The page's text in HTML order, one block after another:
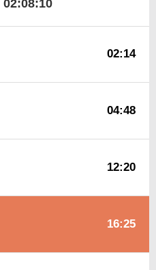
02:08:09
02:14
04:48
12:20
16:25